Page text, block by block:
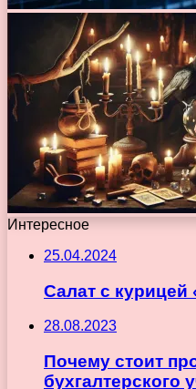
Интересное
25.04.2024
Салат с курицей
28.08.2023
Почему стоит
бухгалтерского